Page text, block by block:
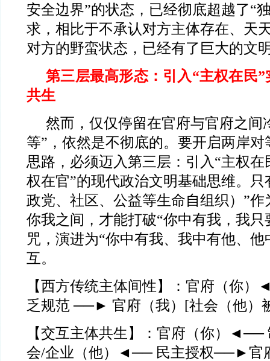
安全边界”的状态，已经彻底超越了“
求，相比于不承认对方主体存在、天
对方的野蛮状态，已经有了巨大的文
第三层最高形态：引入“主权在民
共生
然而，仅仅停留在官府与官府之间
等”，依然是不彻底的。要开启两岸
思路，必须迈入第三层：引入“主权在
权在官”的现代政治文明基础思维。只
政党、社区、公益等生命自组织）”
你我之间，才能打破“你中有我，我只
咒，演进为“你中有我、我中有他、他
互。
【西方传统主体间性】：官府（你）
乏规范 ──► 官府（我）[社会（他）
【交互主体共生】：官府（你）
◄──
会/企业（他）
◄── 民主授权──►官